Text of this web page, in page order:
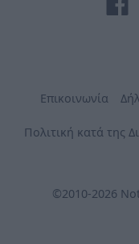
Επικοινωνία
Πολιτική κατά της
©2010-2026